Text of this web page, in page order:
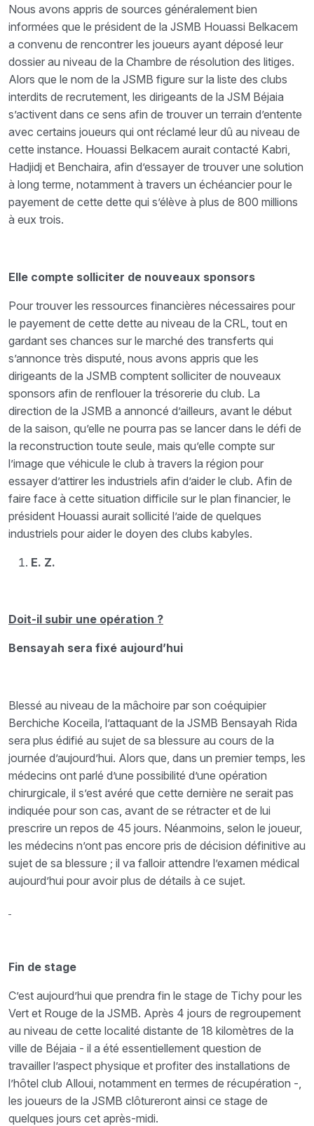
Nous avons appris de sources généralement bien
informées que le président de la JSMB Houassi Belkacem
a convenu de rencontrer les joueurs ayant déposé leur
dossier au niveau de la Chambre de résolution des litiges.
Alors que le nom de la JSMB figure sur la liste des clubs
interdits de recrutement, les dirigeants de la JSM Béjaia
s’activent dans ce sens afin de trouver un terrain d’entente
avec certains joueurs qui ont réclamé leur dû au niveau de
cette instance. Houassi Belkacem aurait contacté Kabri,
Hadjidj et Benchaira, afin d’essayer de trouver une solution
à long terme, notamment à travers un échéancier pour le
payement de cette dette qui s’élève à plus de 800 millions
à eux trois.
Elle compte solliciter de nouveaux sponsors
Pour trouver les ressources financières nécessaires pour
le payement de cette dette au niveau de la CRL, tout en
gardant ses chances sur le marché des transferts qui
s’annonce très disputé, nous avons appris que les
dirigeants de la JSMB comptent solliciter de nouveaux
sponsors afin de renflouer la trésorerie du club. La
direction de la JSMB a annoncé d’ailleurs, avant le début
de la saison, qu’elle ne pourra pas se lancer dans le défi de
la reconstruction toute seule, mais qu’elle compte sur
l’image que véhicule le club à travers la région pour
essayer d’attirer les industriels afin d’aider le club. Afin de
faire face à cette situation difficile sur le plan financier, le
président Houassi aurait sollicité l’aide de quelques
industriels pour aider le doyen des clubs kabyles.
E. Z.
Doit-il subir une opération ?
Bensayah sera fixé aujourd’hui
Blessé au niveau de la mâchoire par son coéquipier
Berchiche Koceila, l’attaquant de la JSMB Bensayah Rida
sera plus édifié au sujet de sa blessure au cours de la
journée d’aujourd’hui. Alors que, dans un premier temps, les
médecins ont parlé d’une possibilité d’une opération
chirurgicale, il s’est avéré que cette dernière ne serait pas
indiquée pour son cas, avant de se rétracter et de lui
prescrire un repos de 45 jours. Néanmoins, selon le joueur,
les médecins n’ont pas encore pris de décision définitive au
sujet de sa blessure ; il va falloir attendre l’examen médical
aujourd’hui pour avoir plus de détails à ce sujet.
Fin de stage
C’est aujourd’hui que prendra fin le stage de Tichy pour les
Vert et Rouge de la JSMB. Après 4 jours de regroupement
au niveau de cette localité distante de 18 kilomètres de la
ville de Béjaia - il a été essentiellement question de
travailler l’aspect physique et profiter des installations de
l’hôtel club Alloui, notamment en termes de récupération -,
les joueurs de la JSMB clôtureront ainsi ce stage de
quelques jours cet après-midi.